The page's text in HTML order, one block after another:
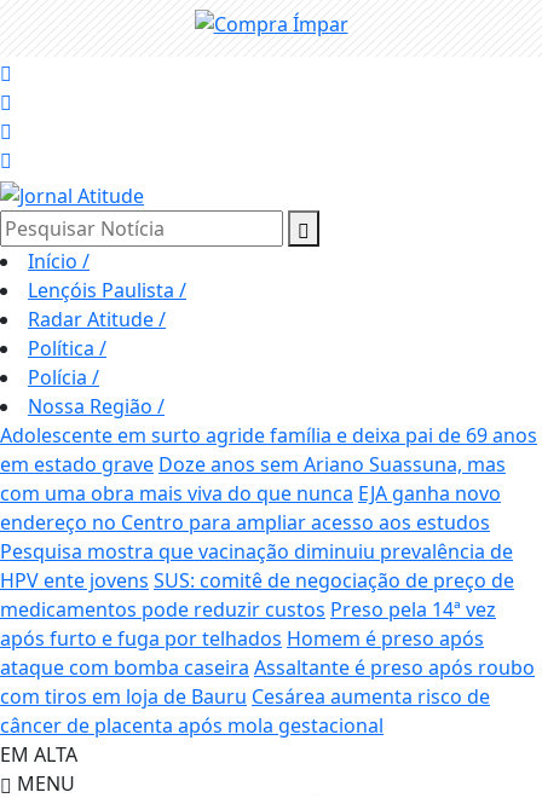
Pesquisar Notícia
Início /
Lençóis Paulista /
Radar Atitude/
Política /
Polícia /
Nossa Região /
Adolescente em surto agride família e deixa pai de 69 anos
em estado grave Doze anos sem Ariano Suassuna, mas
com uma obra mais viva do que nunca EJA ganha novo
endereço no Centro para ampliar acesso aos estudos
Pesquisa mostra que vacinação diminuiu prevalência de
HPV ente jovens SUS: comitê de negociação de preço de
medicamentos pode reduzir custos Preso pela 14ª vez
após furto e fuga por telhados Homem é preso após
ataque com bomba caseira Assaltante é preso após roubo
com tiros em loja de Bauru Cesárea aumenta risco de
câncer de placenta após mola gestacional
EM ALTA
MENU